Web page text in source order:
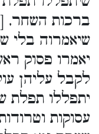
ברכות השחר,
שיאמרוה בלי
יאמרו פסוק
לקבל עליהן
יתפללו תפלת
עסוקות